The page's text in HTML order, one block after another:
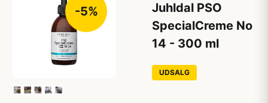
-5%
Juhldal PSO
SpecialCreme No
14 - 300 ml
UDSALG